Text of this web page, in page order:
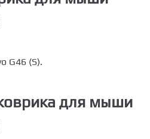
G46 (S).
для мыши